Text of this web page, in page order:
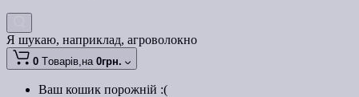
Я шукаю, наприклад, агроволокно
0 Tоварів,на 0грн.
Ваш кошик порожній :(